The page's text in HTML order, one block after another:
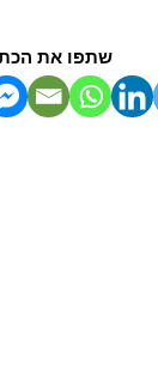
שתפו את